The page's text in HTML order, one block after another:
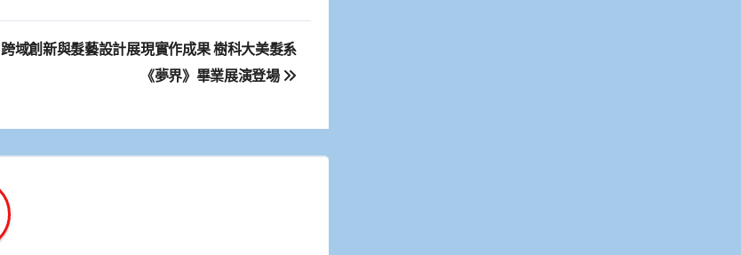
跨域創新與髮藝設計展現實作成果 樹科大美髮系
《夢界》畢業展演登場